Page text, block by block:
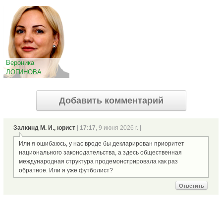
Вероника
ЛОГИНОВА
Добавить комментарий
Залкинд М. И., юрист 17:17, 9 июня 2026 г. |
Или я ошибаюсь, у нас вроде бы декларирован приоритет
национального законодательства, а здесь общественная
международная структура продемонстрировала как раз
обратное. Или я уже футболист?
Ответить